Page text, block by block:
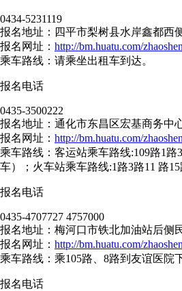
0434-5231119
报名地址：四平市梨树县水岸鑫都西
报名网址： http://bm.huatu.com/
乘车路线：请乘坐出租车到达。
报名电话
0435-3500222
报名地址：通化市东昌区宏基商务中
报名网址： http://bm.huatu.com/
乘车路线：客运站乘车路线:109路1路
车）；火车站乘车路线:1路3路11 路
报名电话
0435-4707727 4757000
报名地址：梅河口市铁北加油站后侧
报名网址： http://bm.huatu.com/
乘车路线：乘105路、8路到友谊医院
报名电话